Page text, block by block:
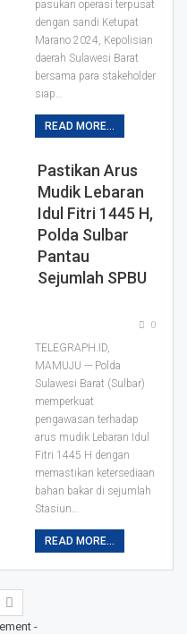
pasukan operasi terpusat
dengan sandi Ketupat
Marano 2024, Kepolisian
daerah Sulawesi Barat
bersama para stakeholder
siap…
READ MORE...
Pastikan Arus
Mudik Lebaran
Idul Fitri 1445 H,
Polda Sulbar
Pantau
Sejumlah SPBU
0
TELEGRAPH.ID,
MAMUJU --- Polda
Sulawesi Barat (Sulbar)
memperkuat
pengawasan terhadap
arus mudik Lebaran Idul
Fitri 1445 H dengan
memastikan ketersediaan
bahan bakar di sejumlah
Stasiun…
READ MORE...